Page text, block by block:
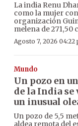
La india Renu
como la mujer
organización
melena de
Agosto 7, 2026 04:22
Mundo
Un pozo en
de la India
un inusual
Un pozo de 5,5
aldea remota del